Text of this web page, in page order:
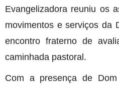
Evangelizadora reuniu os
movimentos e serviços da
encontro fraterno de
caminhada pastoral.
Com a presença de